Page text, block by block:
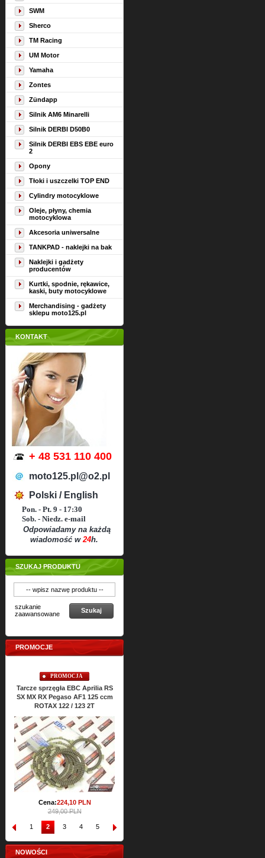
SWM
Sherco
TM Racing
UM Motor
Yamaha
Zontes
Zündapp
Silnik AM6 Minarelli
Silnik DERBI D50B0
Silnik DERBI EBS EBE euro
2
Opony
Tłoki i uszczelki TOP END
Cylindry motocyklowe
Oleje, płyny, chemia
motocyklowa
Akcesoria uniwersalne
TANKPAD - naklejki na bak
Naklejki i gadżety
producentów
Kurtki, spodnie, rękawice,
kaski, buty motocyklowe
Merchandising - gadżety
sklepu moto125.pl
KONTAKT
+ 48 531 110 400
moto125.pl@o2.pl
Polski / English
Pon. - Pt. 9 - 17:30
Sob. - Niedz. e-mail
Odpowiadamy na każdą
wiadomość w24h.
SZUKAJ PRODUKTU
szukanie
zaawansowane
Szukaj
PROMOCJE
PROMOCJA
Tarcze sprzęgła EBC Aprilia RS
SX MX RX Pegaso AF1 125 ccm
ROTAX 122 / 123 2T
Cena:224,10PLN
249,00 PLN
1 2 3 4 5 6
NOWOŚCI